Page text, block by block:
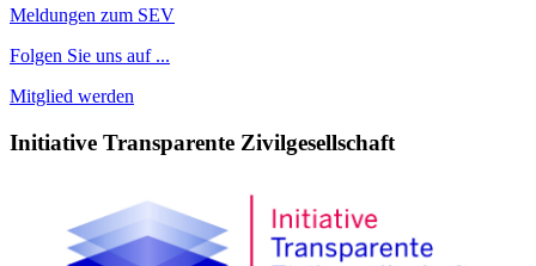
Meldungen zum SEV
Folgen Sie uns auf ...
Mitglied werden
Initiative Transparente Zivilgesellschaft